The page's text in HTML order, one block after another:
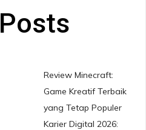
Posts
Review Minecraft:
Game Kreatif Terbaik
yang Tetap Populer
Karier Digital 2026: